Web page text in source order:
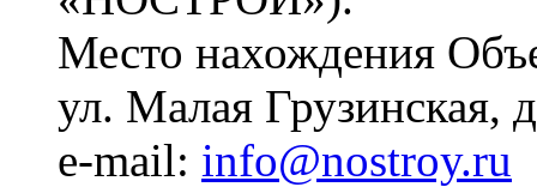
Место нахождения
ул. Малая Грузинская,
e-mail: info@nostroy.ru